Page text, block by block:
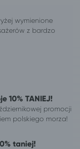
wymienione
z bardzo
10% TANIEJ!
promocji
polskiego morza!
taniej!